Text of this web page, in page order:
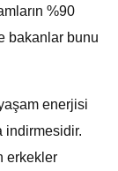
%90
bakanlar bunu
enerjisi
indirmesidir.
erkekler